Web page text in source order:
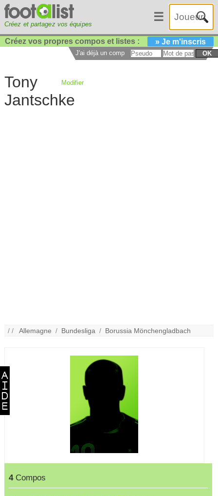
Créez et partagez vos équipes
☰
Créez vos propres compos et listes : » Je m'inscris
J'ai déjà un compte : OK
Tony
Jantschke
Modifier
/ /Allemagne / Bundesliga / Borussia Mönchengladbach
4Compos